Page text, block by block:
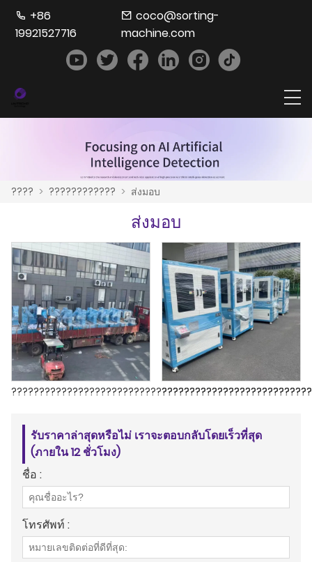
+86
19921527716
coco@sorting-
machine.com
???? > ???????????? > ส่งมอบ
ส่งมอบ
รับราคาล่าสุดหรือไม่ เราจะตอบกลับโดยเร็วที่สุด
(ภายใน 12 ชั่วโมง)
ชื่อ :
โทรศัพท์ :